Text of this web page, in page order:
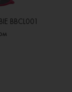
BBCL001